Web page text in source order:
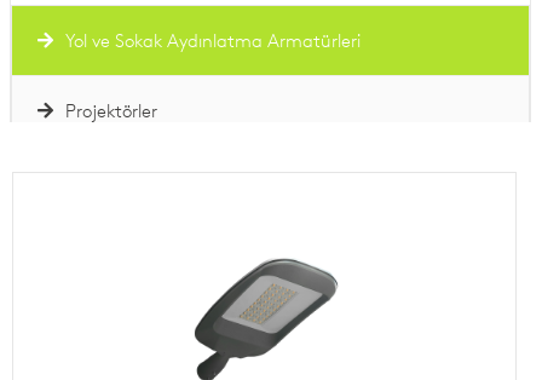
Yol ve Sokak Aydınlatma Armatürleri
Projektörler
ENDÜSTRİYEL ARMATÜRLER
ALÇAK GERİLİM ÜRÜNLERİ